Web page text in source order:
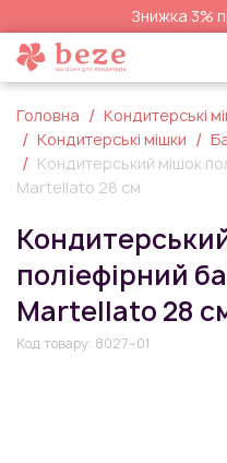
Знижка 3%
Головна
Кондитерські
Кондитерські мішки
Кондитерський мішок
Martellato 28 см
поліефірний
Martellato 28
Код товару: 8027~01